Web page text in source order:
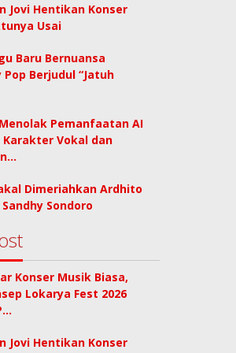
Jovi Hentikan Konser
Usai
Baru Bernuansa
Pop Berjudul “Jatuh
Pemanfaatan AI
Vokal dan
Dimeriahkan Ardhito
Sondoro
Konser Musik Biasa,
Lokarya Fest 2026
Jovi Hentikan Konser